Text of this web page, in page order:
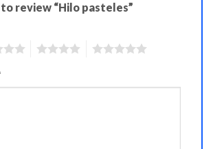
review “Hilo pasteles”